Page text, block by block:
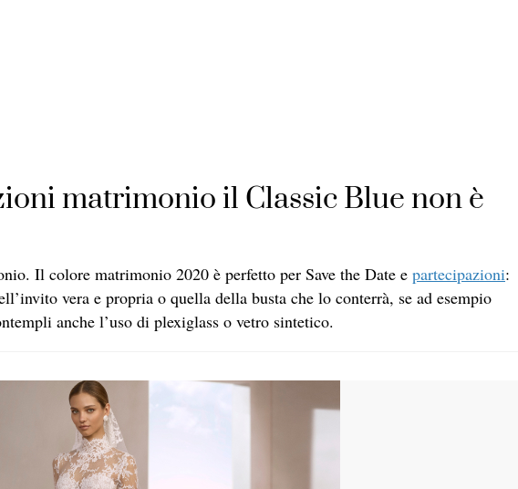
matrimonio il Classic Blue non è
Il colore matrimonio 2020 è perfetto per Save the Date e partecipazioni:
vera e propria o quella della busta che lo conterrà, se ad esempio
anche l’uso di plexiglass o vetro sintetico.